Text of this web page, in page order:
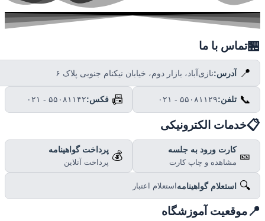
تماس با ما
📍 آدرس:نازی‌آباد، بازار دوم، خیابان نیکنام جنوبی پلاک ۶
📞 تلفن:۰۲۱ - ۵۵۰۸۱۱۲۹ 📠 فکس:۰۲۱ - ۵۵۰۸۱۱۴۲
خدمات الکترونیکی
🎫 کارت ورود به جلسه
مشاهده و چاپ کارت
💰 پرداخت گواهینامه
پرداخت آنلاین
🔍 استعلام گواهینامهاستعلام اعتبار
موقعیت آموزشگاه